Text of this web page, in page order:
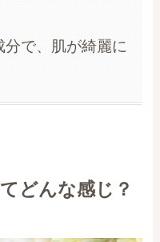
分で、肌が綺麗に
どんな感じ？